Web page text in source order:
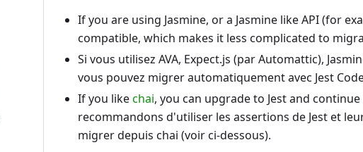
If you are using Jasmine, or a Jasmine like API (for
compatible, which makes it less complicated to
Si vous utilisez AVA, Expect.js (par Automattic),
vous pouvez migrer automatiquement avec Jest
If you likechai, you can upgrade to Jest and
recommandons d'utiliser les assertions de Jest et
migrer depuis chai (voir ci-dessous).